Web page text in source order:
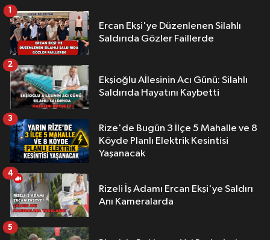
Ercan Ekşi'ye Düzenlenen Silahlı
Saldırıda Gözler Faillerde
1
Ekşioğlu Aİlesinin Acı Günü: Silahlı
Saldırıda Hayatını Kaybetti
2
Rize'de Bugün 3 İlçe 5 Mahalle ve 8
Köyde Planlı Elektrik Kesintisi
Yaşanacak
3
Rizeli İş Adamı Ercan Ekşi'ye Saldırı
Anı Kameralarda
4
5